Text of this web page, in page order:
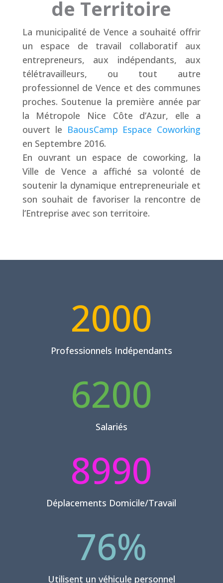
de Territoire
La municipalité de Vence a souhaité offrir
un espace de travail collaboratif aux
entrepreneurs, aux indépendants, aux
télétravailleurs, ou tout autre
professionnel de Vence et des communes
proches. Soutenue la première année par
la Métropole Nice Côte d’Azur, elle a
ouvert le BaousCamp Espace Coworking
en Septembre 2016.
En ouvrant un espace de coworking, la
Ville de Vence a affiché sa volonté de
soutenir la dynamique entrepreneuriale et
son souhait de favoriser la rencontre de
l’Entreprise avec son territoire.
2000
Professionnels Indépendants
6200
Salariés
8990
Déplacements Domicile/Travail
76%
Utilisent un véhicule personnel